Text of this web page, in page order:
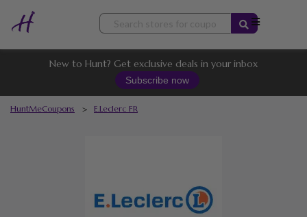
Skip
content
New to Hunt? Get exclusive deals in your inbox
Subscribe now
HuntMeCoupons > E.Leclerc FR